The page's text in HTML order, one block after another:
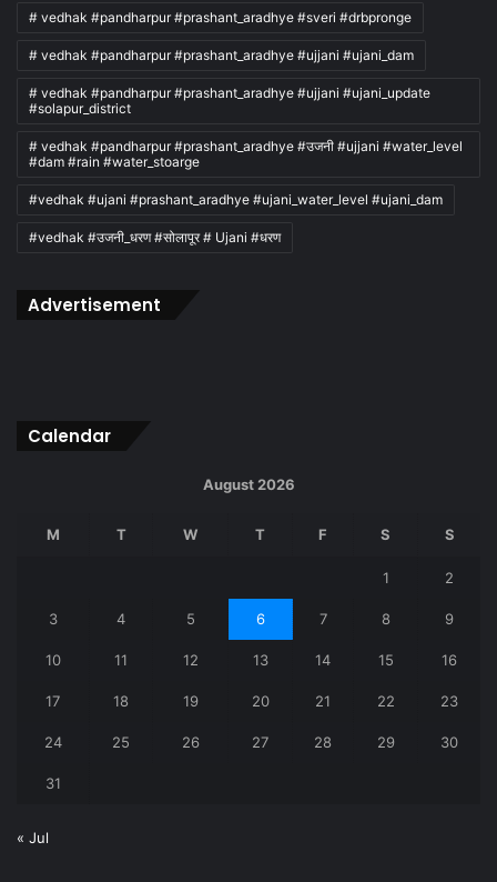
# vedhak #pandharpur #prashant_aradhye #sveri #drbpronge
# vedhak #pandharpur #prashant_aradhye #ujjani #ujani_dam
# vedhak #pandharpur #prashant_aradhye #ujjani #ujani_update
#solapur_district
# vedhak #pandharpur #prashant_aradhye #उजनी #ujjani #water_level
#dam #rain #water_stoarge
#vedhak #ujani #prashant_aradhye #ujani_water_level #ujani_dam
#vedhak #उजनी_धरण #सोलापूर # Ujani #धरण
Advertisement
Calendar
August 2026
M T W T F S S
1 2
3 4 5 6 7 8 9
10 11 12 13 14 15 16
17 18 19 20 21 22 23
24 25 26 27 28 29 30
31
« Jul